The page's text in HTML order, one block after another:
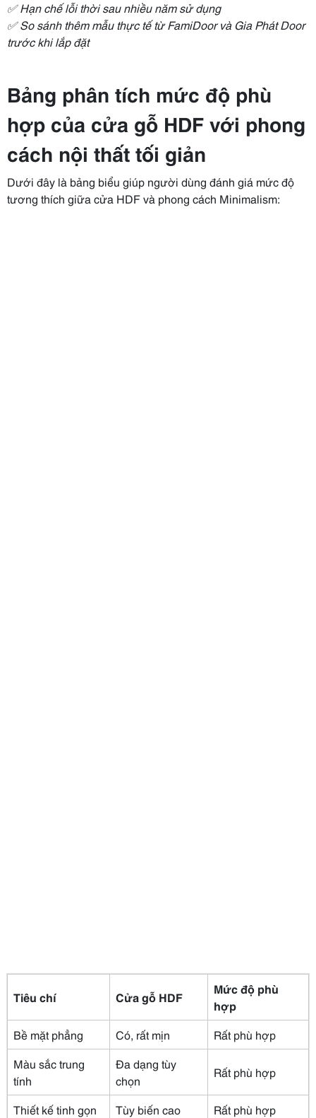
✅ Hạn chế lỗi thời sau nhiều năm sử dụng
✅ So sánh thêm mẫu thực tế từ FamiDoor và Gia Phát Door
trước khi lắp đặt
Bảng phân tích mức độ phù
hợp của cửa gỗ HDF với phong
cách nội thất tối giản
Dưới đây là bảng biểu giúp người dùng đánh giá mức độ
tương thích giữa cửa HDF và phong cách Minimalism:
Tiêu chí Cửa gỗ HDF
Mức độ phù
hợp
Bề mặt phẳng
Có, rất mịn
Rất phù hợp
Màu sắc trung
tính
Đa dạng tùy
chọn
Rất phù hợp
Thiết kế tinh gọn Tùy biến cao
Rất phù hợp